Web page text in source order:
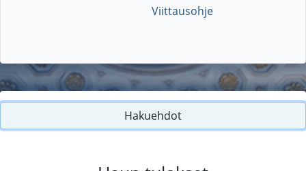
Viittausohje
Hakuehdot